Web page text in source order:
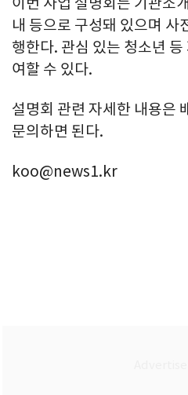
내 등으로 구성돼 있으며 사
행한다. 관심 있는 청소년
여할 수 있다.
설명회 관련 자세한 내용은
문의하면 된다.
koo@news1.kr